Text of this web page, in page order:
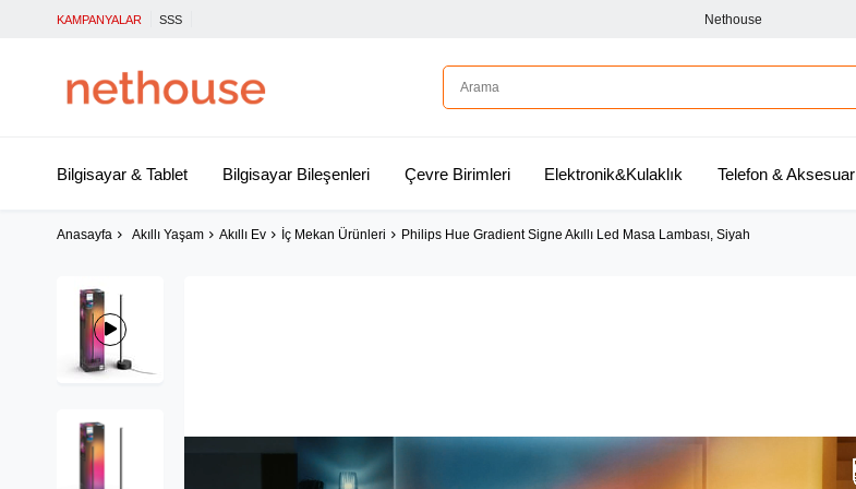
KAMPANYALAR SSS Nethouse
Bilgisayar & Tablet Bilgisayar Bileşenleri Çevre Birimleri Elektronik&Kulaklık Telefon & Aksesuar
Anasayfa Akıllı Yaşam Akıllı Ev İç Mekan Ürünleri Philips Hue Gradient Signe Akıllı Led Masa Lambası, Siyah